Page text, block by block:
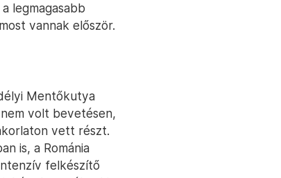
legmagasabb
vannak először.
Mentőkutya
volt bevetésen,
vett részt.
is, a Románia
felkészítő